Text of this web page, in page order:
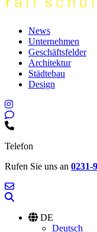
News
Unternehmen
Geschäftsfelder
Architektur
Städtebau
Design
Telefon
Rufen Sie uns an 0231-
DE
Deutsch